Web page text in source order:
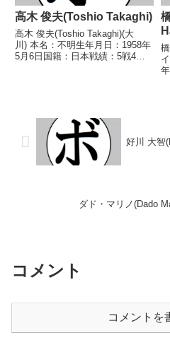
高木 俊夫(Toshio Takaghi)
高木 俊夫(Toshio Takaghi)(大
川) 本名：不明生年月日：1958年
5月6日国籍：日本戦績：5戦4敗1
好川 大智
ダド・マリノ(Dado
コメント
コメントを